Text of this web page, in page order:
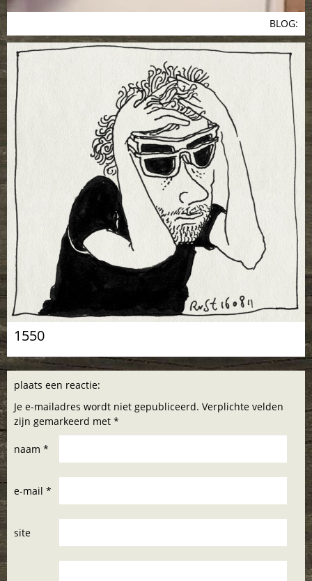
BLOG:
1550
plaats een reactie:
Je e-mailadres wordt niet gepubliceerd. Verplichte velden
zijn gemarkeerd met *
naam *
e-mail *
site